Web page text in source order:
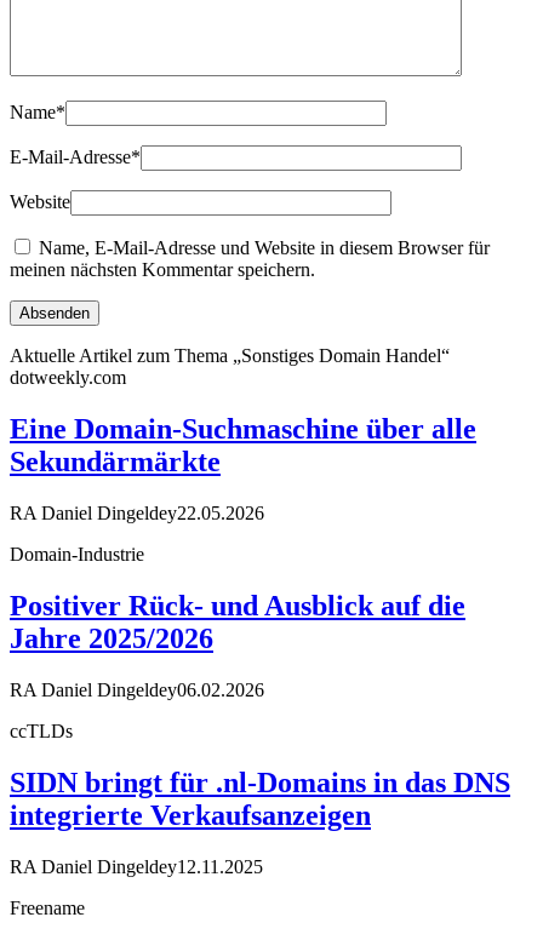
Name*
E-Mail-Adresse*
Website
Name, E-Mail-Adresse und Website in diesem Browser für
meinen nächsten Kommentar speichern.
Aktuelle Artikel zum Thema „Sonstiges Domain Handel“
dotweekly.com
Eine Domain-Suchmaschine über alle
Sekundärmärkte
RA Daniel Dingeldey22.05.2026
Domain-Industrie
Positiver Rück- und Ausblick auf die
Jahre 2025/2026
RA Daniel Dingeldey06.02.2026
ccTLDs
SIDN bringt für .nl-Domains in das DNS
integrierte Verkaufsanzeigen
RA Daniel Dingeldey12.11.2025
Freename